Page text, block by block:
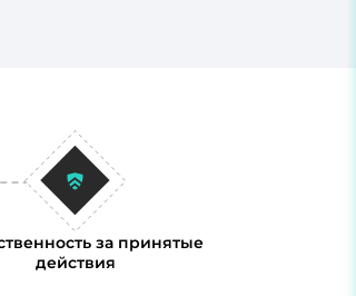
за принятые
действия